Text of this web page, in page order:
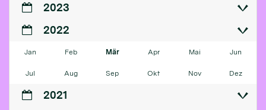
2023
2022
Jan Feb Mär Apr Mai Jun
Jul Aug Sep Okt Nov Dez
2021